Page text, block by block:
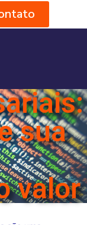
EMPRESA ESTÁ
sua
valor